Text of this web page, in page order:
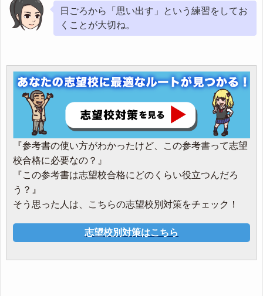
日ごろから「思い出す」という練習をしてお
くことが大切ね。
『参考書の使い方がわかったけど、この参考書って志望
校合格に必要なの？』
『この参考書は志望校合格にどのくらい役立つんだろ
う？』
そう思った人は、こちらの志望校別対策をチェック！
志望校別対策はこちら